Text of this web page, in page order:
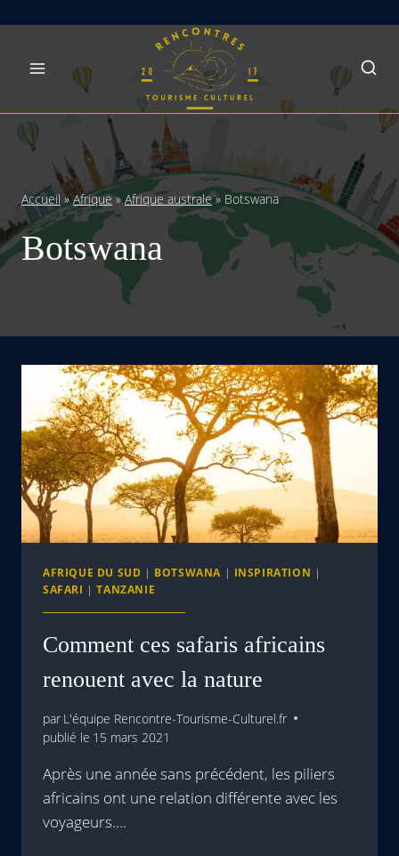
Accueil »Afrique»Afrique australe» Botswana
Botswana
AFRIQUE DU SUD | BOTSWANA | INSPIRATION |
SAFARI |TANZANIE
Comment ces safaris africains
renouent avec la nature
par L'équipe Rencontre-Tourisme-Culturel.fr
publié le 15 mars 2021
Après une année sans précédent, les piliers
africains ont une relation différente avec les
voyageurs….